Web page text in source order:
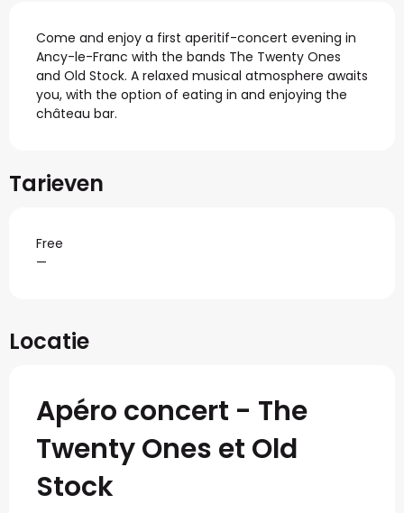
Beschrijving
Come and enjoy a first aperitif-concert evening in
Ancy-le-Franc with the bands The Twenty Ones
and Old Stock. A relaxed musical atmosphere awaits
you, with the option of eating in and enjoying the
château bar.
Tarieven
Free
—
Locatie
Apéro concert - The
Twenty Ones et Old
Stock